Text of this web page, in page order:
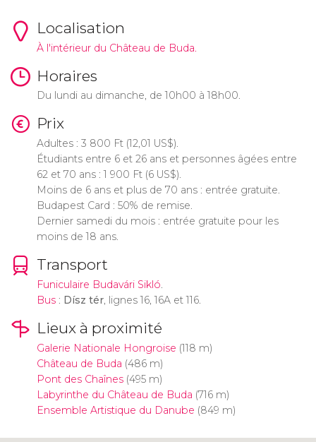
Localisation
À l'intérieur du Château de Buda.
Horaires
Du lundi au dimanche, de 10h00 à 18h00.
Prix
Adultes : 3 800 Ft(12,01 US$).
Étudiants entre 6 et 26 ans et personnes âgées entre
62 et 70 ans : 1 900 Ft(6 US$).
Moins de 6 ans et plus de 70 ans : entrée gratuite.
Budapest Card : 50% de remise.
Dernier samedi du mois : entrée gratuite pour les
moins de 18 ans.
Transport
Funiculaire Budavári Sikló.
Bus: Dísz tér, lignes 16, 16A et 116.
Lieux à proximité
Galerie Nationale Hongroise (118 m)
Château de Buda (486 m)
Pont des Chaînes(495 m)
Labyrinthe du Château de Buda (716 m)
Ensemble Artistique du Danube (849 m)